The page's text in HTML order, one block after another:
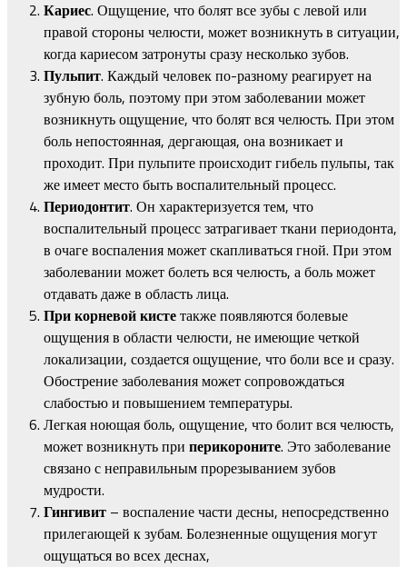
Кариес. Ощущение, что болят все зубы с левой или
правой стороны челюсти, может возникнуть в ситуации,
когда кариесом затронуты сразу несколько зубов.
Пульпит. Каждый человек по-разному реагирует на
зубную боль, поэтому при этом заболевании может
возникнуть ощущение, что болят вся челюсть. При этом
боль непостоянная, дергающая, она возникает и
проходит. При пульпите происходит гибель пульпы, так
же имеет место быть воспалительный процесс.
Периодонтит. Он характеризуется тем, что
воспалительный процесс затрагивает ткани периодонта,
в очаге воспаления может скапливаться гной. При этом
заболевании может болеть вся челюсть, а боль может
отдавать даже в область лица.
При корневой кистетакже появляются болевые
ощущения в области челюсти, не имеющие четкой
локализации, создается ощущение, что боли все и сразу.
Обострение заболевания может сопровождаться
слабостью и повышением температуры.
Легкая ноющая боль, ощущение, что болит вся челюсть,
может возникнуть при перикороните. Это заболевание
связано с неправильным прорезыванием зубов
мудрости.
Гингивит – воспаление части десны, непосредственно
прилегающей к зубам. Болезненные ощущения могут
ощущаться во всех деснах,